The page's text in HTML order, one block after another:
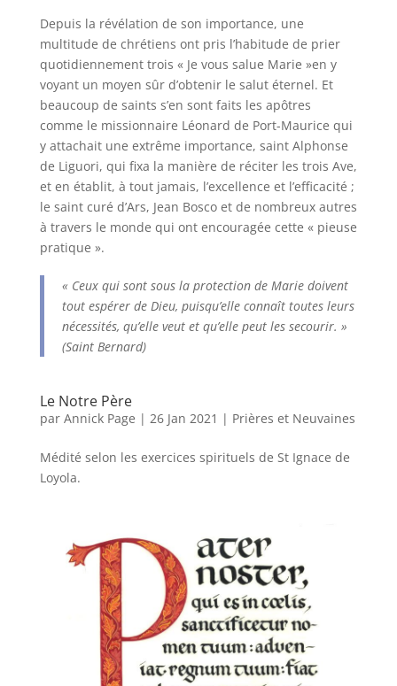
Depuis la révélation de son importance, une
multitude de chrétiens ont pris l’habitude de prier
quotidiennement trois « Je vous salue Marie »en y
voyant un moyen sûr d’obtenir le salut éternel. Et
beaucoup de saints s’en sont faits les apôtres
comme le missionnaire Léonard de Port-Maurice qui
y attachait une extrême importance, saint Alphonse
de Liguori, qui fixa la manière de réciter les trois Ave,
et en établit, à tout jamais, l’excellence et l’efficacité ;
le saint curé d’Ars, Jean Bosco et de nombreux autres
à travers le monde qui ont encouragée cette « pieuse
pratique ».
« Ceux qui sont sous la protection de Marie doivent
tout espérer de Dieu, puisqu’elle connaît toutes leurs
nécessités, qu’elle veut et qu’elle peut les secourir. »
(Saint Bernard)
Le Notre Père
par Annick Page | 26 Jan 2021 | Prières et Neuvaines
Médité selon les exercices spirituels de St Ignace de
Loyola.